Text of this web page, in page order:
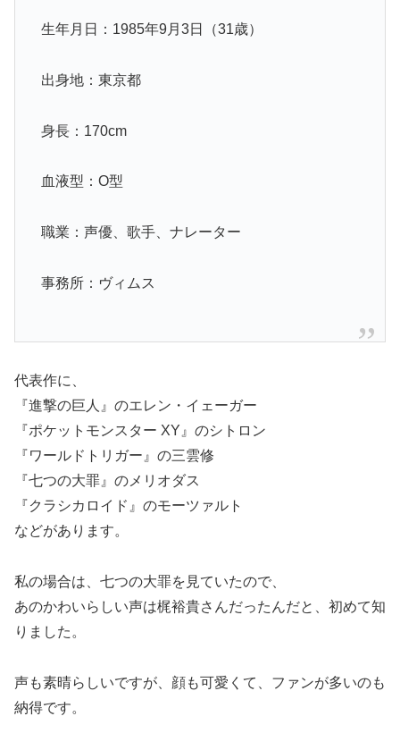
生年月日：1985年9月3日（31歳）
出身地：東京都
身長：170cm
血液型：O型
職業：声優、歌手、ナレーター
事務所：ヴィムス
代表作に、
『進撃の巨人』のエレン・イェーガー
『ポケットモンスター XY』のシトロン
『ワールドトリガー』の三雲修
『七つの大罪』のメリオダス
『クラシカロイド』のモーツァルト
などがあります。
私の場合は、七つの大罪を見ていたので、
あのかわいらしい声は梶裕貴さんだったんだと、初めて知
りました。
声も素晴らしいですが、顔も可愛くて、ファンが多いのも
納得です。